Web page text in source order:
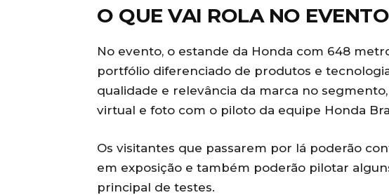
O QUE VAI ROLA NO EVENTO
No evento, o estande da Honda com 648
portfólio diferenciado de produtos e
qualidade e relevância da marca no
virtual e foto com o piloto da equipe Honda
Os visitantes que passarem por lá poderão
em exposição e também poderão pilotar
principal de testes.